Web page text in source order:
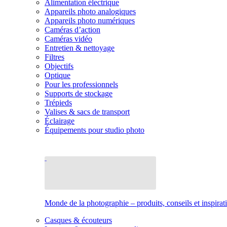
Alimentation électrique
Appareils photo analogiques
Appareils photo numériques
Caméras d’action
Caméras vidéo
Entretien & nettoyage
Filtres
Objectifs
Optique
Pour les professionnels
Supports de stockage
Trépieds
Valises & sacs de transport
Éclairage
Équipements pour studio photo
Monde de la photographie – produits, conseils et
Casques & écouteurs